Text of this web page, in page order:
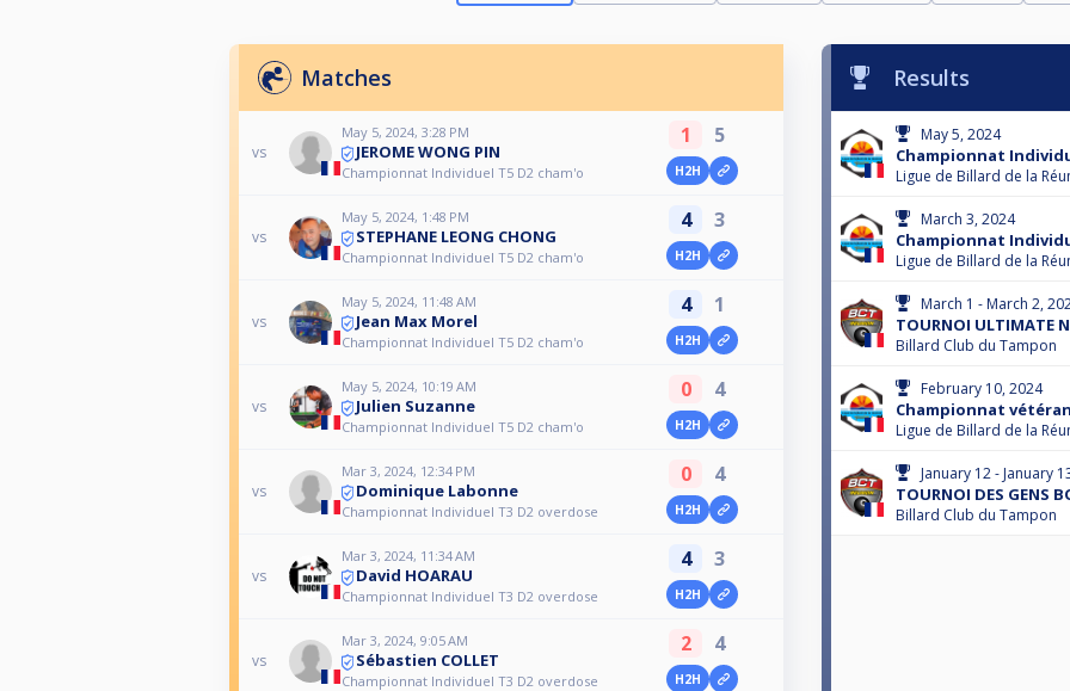
Matches
vs
May 5, 2024, 3:28 PM
JEROME WONG PIN
Championnat Individuel T5 D2 cham'o
1 5
H2H
vs
May 5, 2024, 1:48 PM
STEPHANE LEONG CHONG
Championnat Individuel T5 D2 cham'o
4 3
H2H
vs
May 5, 2024, 11:48 AM
Jean Max Morel
Championnat Individuel T5 D2 cham'o
4 1
H2H
vs
May 5, 2024, 10:19 AM
Julien Suzanne
Championnat Individuel T5 D2 cham'o
0 4
H2H
vs
Mar 3, 2024, 12:34 PM
Dominique Labonne
Championnat Individuel T3 D2 overdose
0 4
H2H
vs
Mar 3, 2024, 11:34 AM
David HOARAU
Championnat Individuel T3 D2 overdose
4 3
H2H
vs
Mar 3, 2024, 9:05 AM
Sébastien COLLET
Championnat Individuel T3 D2 overdose
2 4
H2H
Results
May 5, 2024
Championnat
Ligue de Billard de la
March 3, 2024
Championnat
Ligue de Billard de la
March 1 - March 2,
TOURNOI ULTIMATE
Billard Club du Tampon
February 10, 2024
Championnat
Ligue de Billard de la
January 12 - January
TOURNOI DES GENS
Billard Club du Tampon